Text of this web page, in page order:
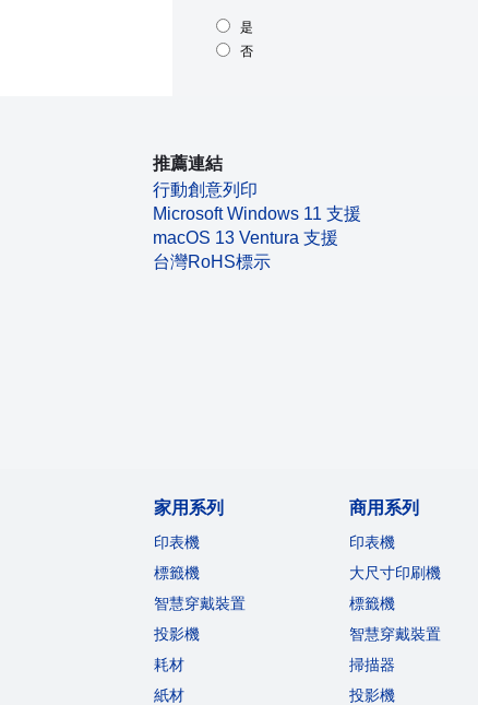
是
否
推薦連結
行動創意列印
Microsoft Windows 11 支援
macOS 13 Ventura 支援
台灣RoHS標示
家用系列
印表機
標籤機
智慧穿戴裝置
投影機
耗材
紙材
商用系列
印表機
大尺寸印刷機
標籤機
智慧穿戴裝置
掃描器
投影機